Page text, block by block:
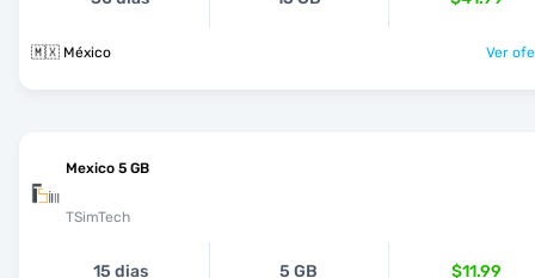
🇲🇽 México Ver
Mexico 5 GB
TSimTech
15 dias 5 GB $11.99